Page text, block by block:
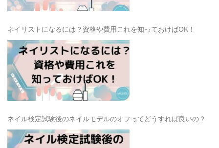
ネイリストになるには？資格や費用これを知っておけばOK！
ネイル検定試験後のネイルモデルのオフってどうすれば良いの？